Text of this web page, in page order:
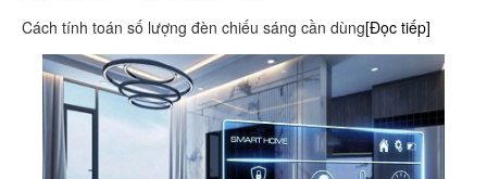
Cách tính toán số lượng đèn chiếu sáng cần dùng[Đọc tiếp]